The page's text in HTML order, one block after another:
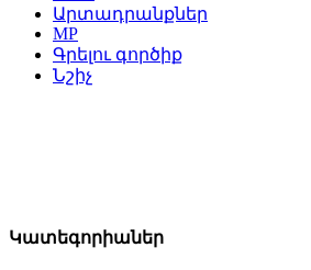
Արտադրանքներ
MP
Գրելու գործիք
Նշիչ
Կատեգորիաներ